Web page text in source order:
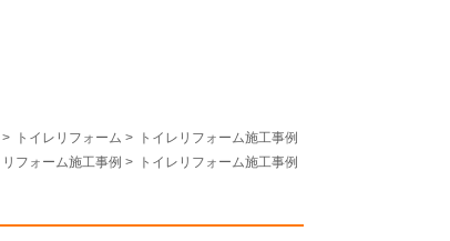
> トイレリフォーム >
トイレリフォーム施工事例
リフォーム施工事例 > トイレリフォーム施工事例